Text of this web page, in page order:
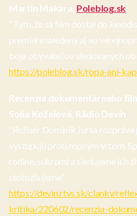
Martin Makara, Poleblog.sk
"Tým, že sa film dostal do
premiére uvedený aj vo
boja obyvateľov sledovaných
https://poleblog.sk/ropa-ani-
Recenzia dokumentárneho
Soňa Koželová, Rádio Devín
“Režisér Dominik Jursa
vystupujú proti ropným vrtom.
rodine, súkromí a sledujeme ich
stotožňujeme”
https://devin.rtvs.sk/clanky/
kritika/220602/recenzia-